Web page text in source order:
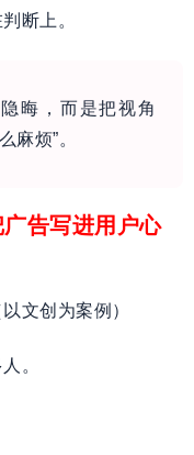
断上。
晦，而是把视角
麻烦”。
告写进用户心
文创为案例）
。